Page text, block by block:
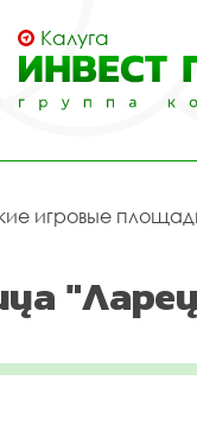
Калуга
игровые